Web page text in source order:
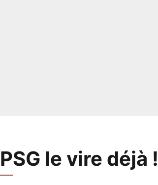
le vire déjà !